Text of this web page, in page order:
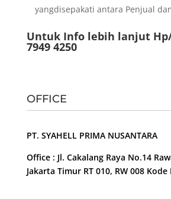
yangdisepakati antara Penjual
Untuk Info lebih lanjut Hp/
7949 4250
OFFICE
PT. SYAHELL PRIMA NUSANTARA
Office : Jl. Cakalang Raya No.14
Jakarta Timur RT 010, RW 008 Kode